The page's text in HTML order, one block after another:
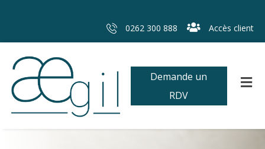
0262 300 888 Accès client
Demande un
RDV